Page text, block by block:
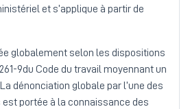
et s’applique à partir de
globalement selon les dispositions
9du Code du travail moyennant un
dénonciation globale par l’une des
portée à la connaissance des